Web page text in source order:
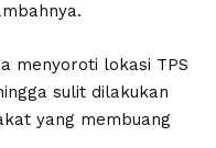
menyoroti lokasi TPS
sulit dilakukan
yang membuang